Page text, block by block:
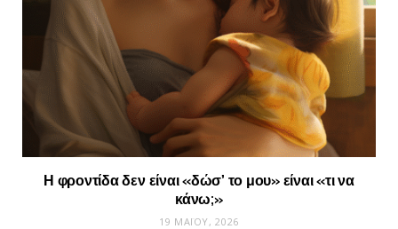
Η φροντίδα δεν είναι «δώσ’ το μου» είναι «τι να
κάνω;»
19 ΜΑΪ́ΟΥ, 2026